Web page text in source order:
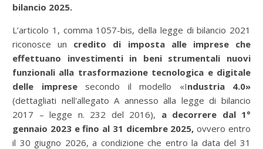
bilancio 2025.
L’articolo 1, comma 1057-bis, della legge di bilancio 2021
riconosce un credito di imposta alle imprese che
effettuano investimenti in beni strumentali nuovi
funzionali alla trasformazione tecnologica e digitale
delle imprese secondo il modello «Industria 4.0»
(dettagliati nell'allegato A annesso alla legge di bilancio
2017 – legge n. 232 del 2016), a decorrere dal 1°
gennaio 2023 e fino al 31 dicembre 2025, ovvero entro
il 30 giugno 2026, a condizione che entro la data del 31